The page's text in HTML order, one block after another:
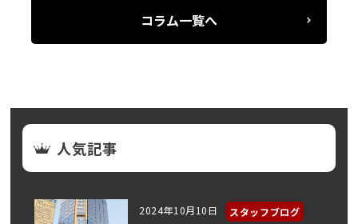
コラム一覧へ
人気記事
2024年10月10日 スタッフブログ